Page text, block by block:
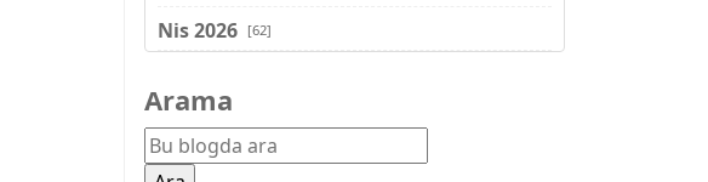
Nis 2026 [62]
Şub 2026
Oca 2026 [72]
Arama